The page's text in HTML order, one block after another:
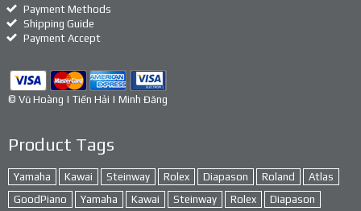
Payment Methods
Shipping Guide
Payment Accept
© Vũ Hoàng | Tiến Hải | Minh Đăng
Product Tags
Yamaha Kawai Steinway Rolex Diapason Roland
Atlas
GoodPiano
Yamaha Kawai Steinway Rolex
Diapason